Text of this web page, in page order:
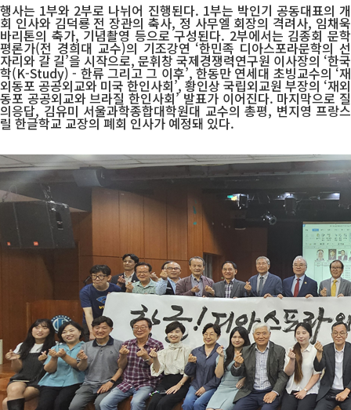
행사는 1부와 2부로 나뉘어 진행된다. 1부는 박인기 공동대표의 개
회 인사와 김덕룡 전 장관의 축사, 정 사무엘 회장의 격려사, 임채욱
바리톤의 축가, 기념촬영 등으로 구성된다. 2부에서는 김종회 문학
평론가(전 경희대 교수)의 기조강연 ‘한민족 디아스포라문학의 선
자리와 갈 길’을 시작으로, 문휘창 국제경쟁력연구원 이사장의 ‘한국
학(K-Study) - 한류 그리고 그 이후’, 한동만 연세대 초빙교수의 ‘재
외동포 공공외교와 미국 한인사회’, 황인상 국립외교원 부장의 ‘재외
동포 공공외교와 브라질 한인사회’ 발표가 이어진다. 마지막으로 질
의응답, 김유미 서울과학종합대학원대 교수의 총평, 변지영 프랑스
릴 한글학교 교장의 폐회 인사가 예정돼 있다.